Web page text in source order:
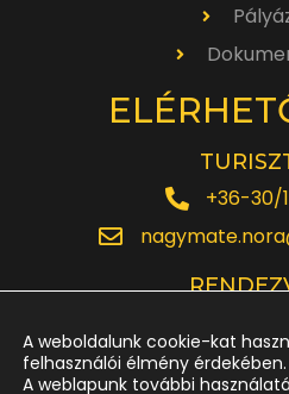
+36-30/
A weboldalunk cookie-kat
felhasználói élmény érdekében.
A weblapunk további